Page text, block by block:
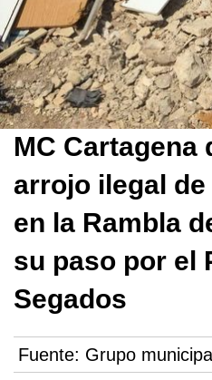
MC Cartagena
arrojo ilegal
en la Rambla
su paso por el
Segados
Fuente: Grupo